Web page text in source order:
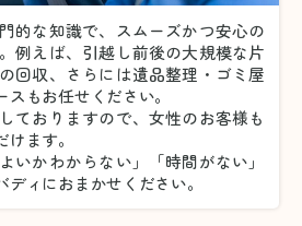
的な知識で、スムーズかつ安心の
例えば、引越し前後の大規模な片
回収、さらには遺品整理・ゴミ屋
もお任せください。
ておりますので、女性のお客様も
ます。
いかわからない」「時間がない」
ィにおまかせください。